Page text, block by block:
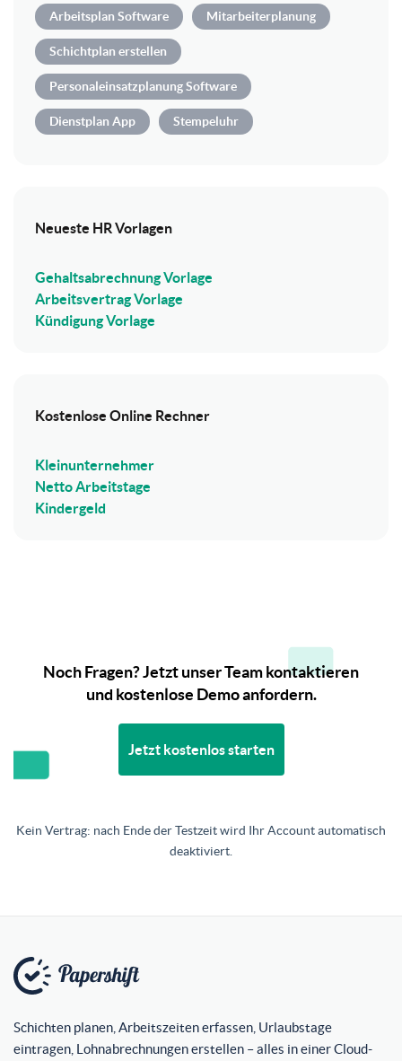
Arbeitsplan Software Mitarbeiterplanung
Schichtplan erstellen
Personaleinsatzplanung Software
Dienstplan App Stempeluhr
Neueste HR Vorlagen
Gehaltsabrechnung Vorlage
Arbeitsvertrag Vorlage
Kündigung Vorlage
Kostenlose Online Rechner
Kleinunternehmer
Netto Arbeitstage
Kindergeld
Noch Fragen? Jetzt unser Team kontaktieren
und kostenlose Demo anfordern.
Jetzt kostenlos starten
Kein Vertrag: nach Ende der Testzeit wird Ihr Account automatisch
deaktiviert.
Schichten planen, Arbeitszeiten erfassen, Urlaubstage
eintragen, Lohnabrechnungen erstellen – alles in einer Cloud-